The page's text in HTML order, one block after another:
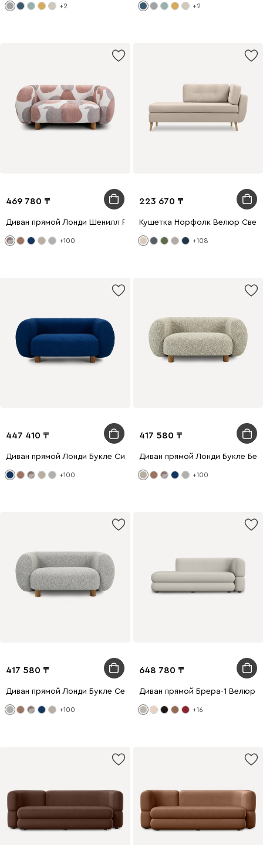
+2 +2
469 780
Диван прямой Лонди Шенилл Розовый
+100
223 670
Кушетка Норфолк Велюр
+108
447 410
Диван прямой Лонди Букле Синий
+100
417 580
Диван прямой Лонди Букле
+100
417 580
Диван прямой Лонди Букле Серый
+100
648 780
Диван прямой Брера-1 Велюр
+16